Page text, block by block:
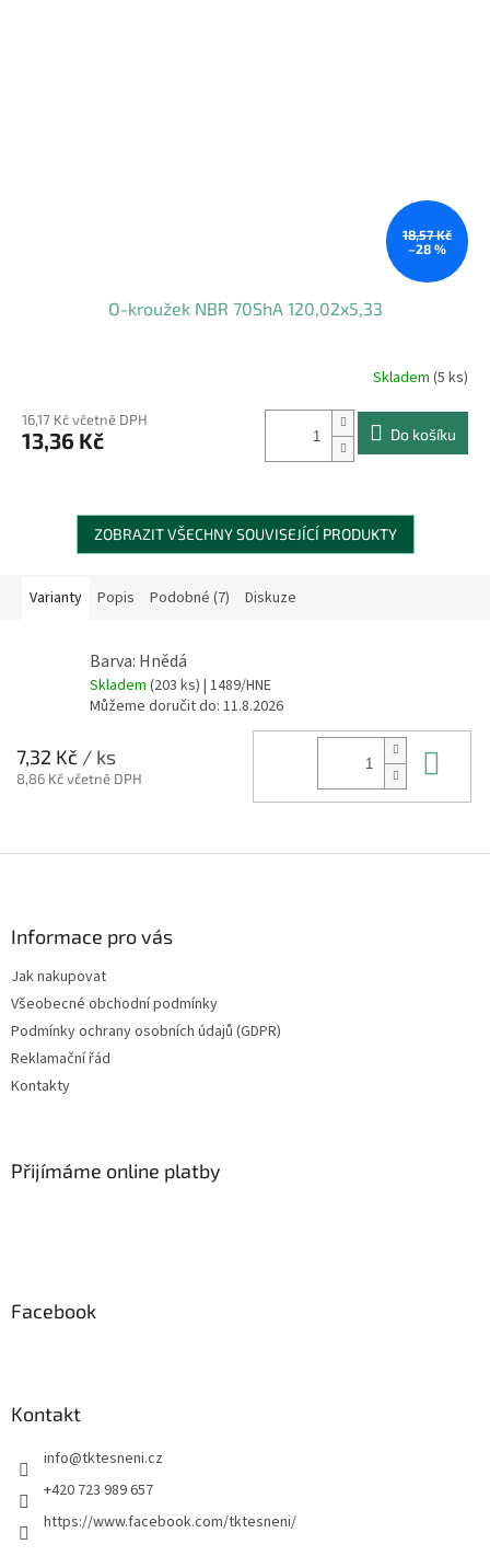
18,57 Kč
–28 %
O-kroužek NBR 70ShA 120,02x5,33
Skladem (5 ks)
16,17 Kč včetně DPH
13,36 Kč Do košíku
ZOBRAZIT VŠECHNY SOUVISEJÍCÍ PRODUKTY
Varianty Popis Podobné (7) Diskuze
Barva: Hnědá
Skladem (203 ks) | 1489/HNE
Můžeme doručit do: 11.8.2026
7,32 Kč / ks
8,86 Kč včetně DPH
Informace pro vás
Jak nakupovat
Všeobecné obchodní podmínky
Podmínky ochrany osobních údajů (GDPR)
Reklamační řád
Kontakty
Přijímáme online platby
Facebook
Kontakt
info@tktesneni.cz
+420 723 989 657
https://www.facebook.com/tktesneni/